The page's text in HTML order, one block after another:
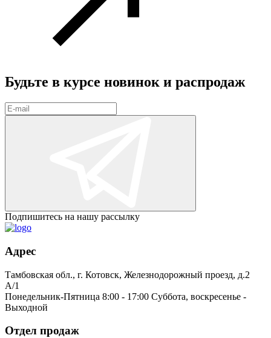
Будьте в курсе новинок и распродаж
Подпишитесь на нашу рассылку
Адрес
Тамбовская обл., г. Котовск, Железнодорожный проезд, д.2
А/1
Понедельник-Пятница 8:00 - 17:00 Суббота, воскресенье -
Выходной
Отдел продаж